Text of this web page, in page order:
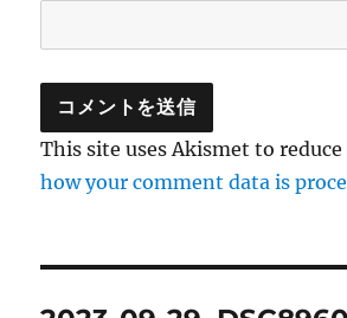
This site uses Akismet to
how your comment data is